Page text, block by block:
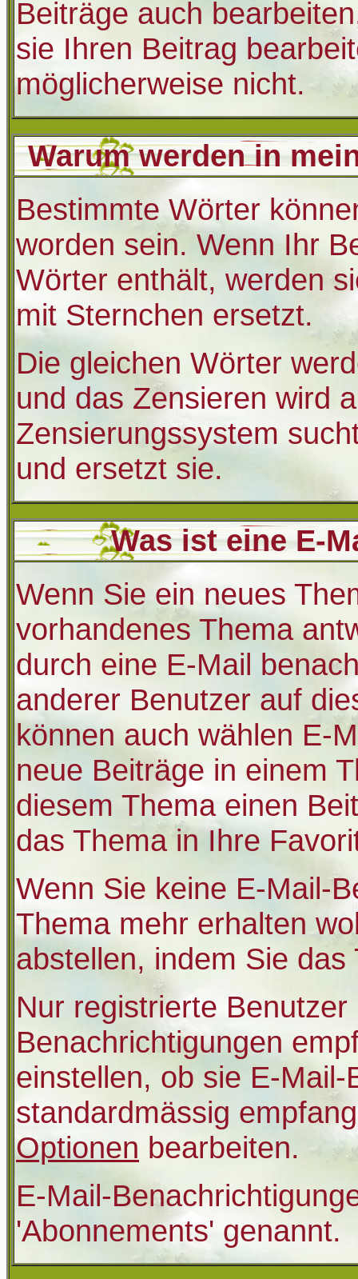
Beiträge auch
sie Ihren Beitrag
möglicherweise nicht.
Warum werden in
Bestimmte Wörter
worden sein. Wenn Ihr
Wörter enthält, werden
mit Sternchen ersetzt.
Die gleichen Wörter
und das Zensieren wird
Zensierungssystem
und ersetzt sie.
Was ist eine E-
Wenn Sie ein neues
vorhandenes Thema
durch eine E-Mail
anderer Benutzer auf
können auch wählen E-
neue Beiträge in einem
diesem Thema einen
das Thema in Ihre
Wenn Sie keine E-Mail-
Thema mehr erhalten
abstellen, indem Sie
Nur registrierte
Benachrichtigungen
einstellen, ob sie E-
standardmässig
Optionen bearbeiten.
E-Mail-
'Abonnements' genannt.